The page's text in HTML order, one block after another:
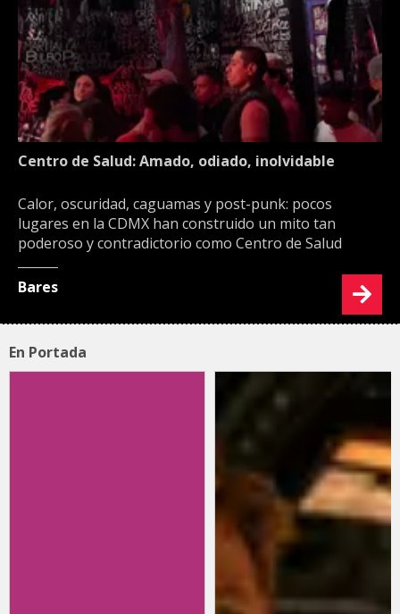
Centro de Salud: Amado, odiado, inolvidable
Calor, oscuridad, caguamas y post-punk: pocos
lugares en la CDMX han construido un mito tan
poderoso y contradictorio como Centro de Salud
Bares
En Portada